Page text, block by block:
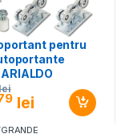
pentru
GRANDE
lei